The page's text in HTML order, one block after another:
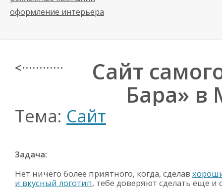
оформление интерьера
< · · · · · · · · · · · · Сайт
Бара» в
Тема: Сайт
Задача:
Нет ничего более приятного, когда, сделав
и вкусный логотип, тебе доверяют сделать еще и